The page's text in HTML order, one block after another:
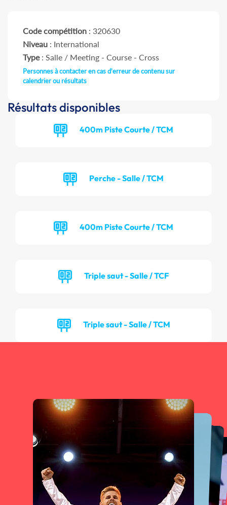
Code compétition : 320630
Niveau : International
Type: Salle / Meeting - Course - Cross
Personnes à contacter en cas d'erreur de contenu sur
calendrier ou résultats
Résultats disponibles
400m Piste Courte / TCM
Perche - Salle / TCM
400m Piste Courte / TCM
Triple saut - Salle / TCF
Triple saut - Salle / TCM